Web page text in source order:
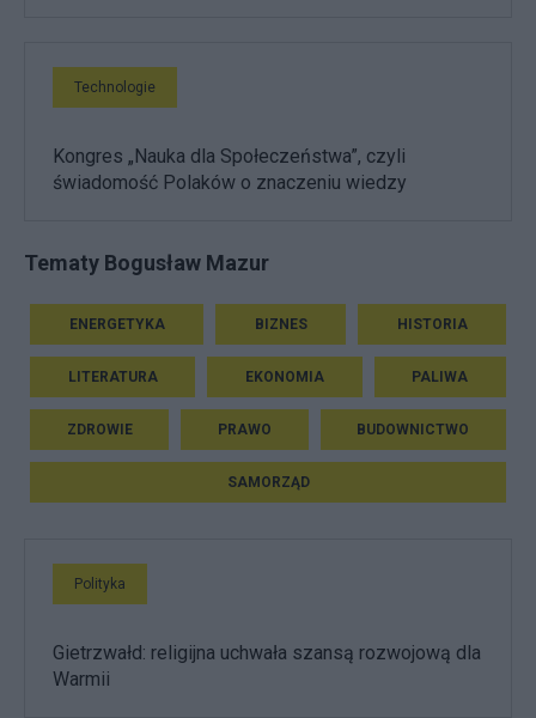
Technologie
Kongres „Nauka dla Społeczeństwa”, czyli
świadomość Polaków o znaczeniu wiedzy
Tematy Bogusław Mazur
ENERGETYKA BIZNES HISTORIA
LITERATURA EKONOMIA PALIWA
ZDROWIE PRAWO BUDOWNICTWO
SAMORZĄD
Polityka
Gietrzwałd: religijna uchwała szansą rozwojową dla
Warmii